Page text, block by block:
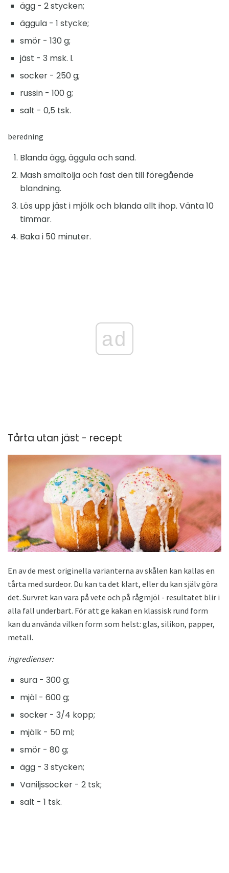
ägg - 2 stycken;
äggula - 1 stycke;
smör - 130 g;
jäst - 3 msk. l.
socker - 250 g;
russin - 100 g;
salt - 0,5 tsk.
beredning
Blanda ägg, äggula och sand.
Mash smältolja och fäst den till föregående
blandning.
Lös upp jäst i mjölk och blanda allt ihop. Vänta 10
timmar.
Baka i 50 minuter.
ad
Tårta utan jäst - recept
En av de mest originella varianterna av skålen kan kallas en
tårta med surdeor. Du kan ta det klart, eller du kan själv göra
det. Survret kan vara på vete och på rågmjöl - resultatet blir i
alla fall underbart. För att ge kakan en klassisk rund form
kan du använda vilken form som helst: glas, silikon, papper,
metall.
ingredienser:
sura - 300 g;
mjöl - 600 g;
socker - 3/4 kopp;
mjölk - 50 ml;
smör - 80 g;
ägg - 3 stycken;
Vaniljssocker - 2 tsk;
salt - 1 tsk.